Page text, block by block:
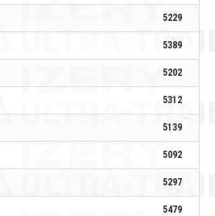
5229
5389
5202
5312
5139
5092
5297
5479